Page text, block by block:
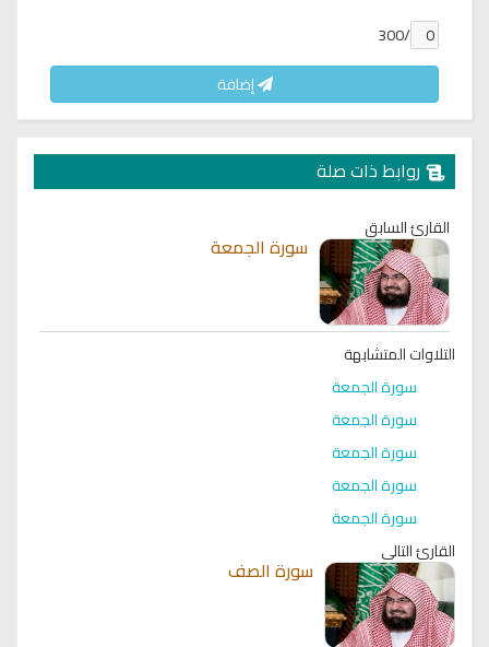
/300
إضافة
روابط ذات صلة
القارئ السابق
سورة الجمعة
التلاوات المتشابهة
سورة الجمعة
سورة الجمعة
سورة الجمعة
سورة الجمعة
سورة الجمعة
القارئ التالي
سورة الصف